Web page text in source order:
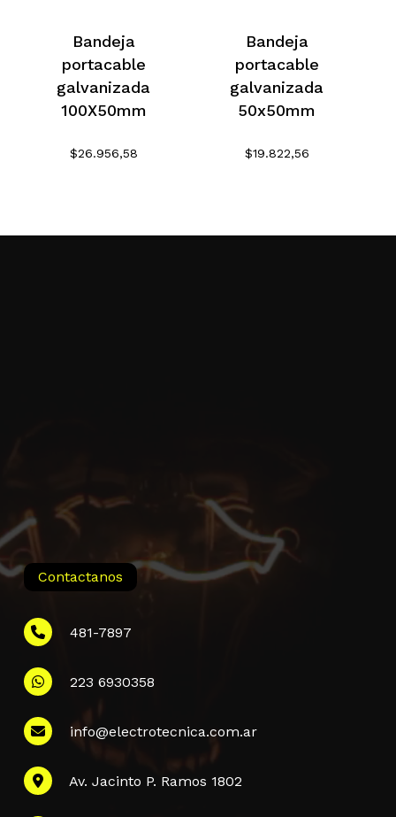
Bandeja
portacable
galvanizada
100X50mm
$26.956,58
Bandeja
portacable
galvanizada
50x50mm
$19.822,56
Contactanos
481-7897
223 6930358
info@electrotecnica.com.ar
Av. Jacinto P. Ramos 1802
Información
QUIENES SOMOS
POLÍTICA DE PRIVACIDAD